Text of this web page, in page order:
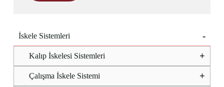
İskele Sistemleri
Kalıp İskelesi Sistemleri
Çalışma İskele Sistemi